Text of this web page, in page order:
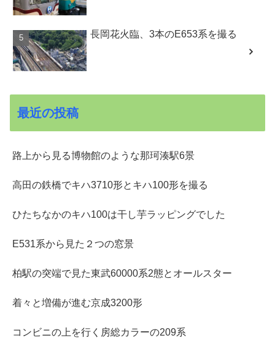
長岡花火臨、3本のE653系を撮る
最近の投稿
路上から見る博物館のような那珂湊駅6景
高田の鉄橋でキハ3710形とキハ100形を撮る
ひたちなかのキハ100は干し芋ラッピングでした
E531系から見た２つの窓景
柏駅の突端で見た東武60000系2態とオールスター
着々と増備が進む京成3200形
コンビニの上を行く房総カラーの209系